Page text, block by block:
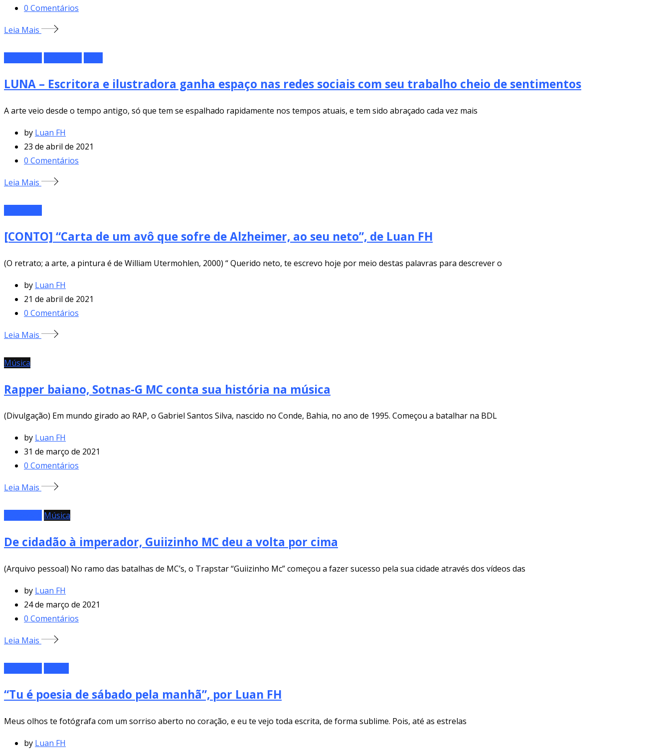
0 Comentários
Leia Mais
LUNA – Escritora e ilustradora ganha espaço nas redes sociais com seu trabalho cheio de sentimentos
A arte veio desde o tempo antigo, só que tem se espalhado rapidamente nos tempos atuais, e tem sido abraçado cada vez mais
by Luan FH
23 de abril de 2021
0 Comentários
Leia Mais
[CONTO] “Carta de um avô que sofre de Alzheimer, ao seu neto”, de Luan FH
(O retrato; a arte, a pintura é de William Utermohlen, 2000) “ Querido neto, te escrevo hoje por meio destas palavras para descrever o
by Luan FH
21 de abril de 2021
0 Comentários
Leia Mais
Música
Rapper baiano, Sotnas-G MC conta sua história na música
(Divulgação) Em mundo girado ao RAP, o Gabriel Santos Silva, nascido no Conde, Bahia, no ano de 1995. Começou a batalhar na BDL
by Luan FH
31 de março de 2021
0 Comentários
Leia Mais
Música
De cidadão à imperador, Guiizinho MC deu a volta por cima
(Arquivo pessoal) No ramo das batalhas de MC’s, o Trapstar “Guiizinho Mc” começou a fazer sucesso pela sua cidade através dos vídeos das
by Luan FH
24 de março de 2021
0 Comentários
Leia Mais
“Tu é poesia de sábado pela manhã”, por Luan FH
Meus olhos te fotógrafa com um sorriso aberto no coração, e eu te vejo toda escrita, de forma sublime. Pois, até as estrelas
by Luan FH